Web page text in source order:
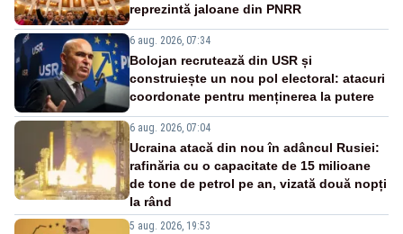
reprezintă jaloane din PNRR
6 aug. 2026, 07:34
Bolojan recrutează din USR și
construiește un nou pol electoral: atacuri
coordonate pentru menținerea la putere
6 aug. 2026, 07:04
Ucraina atacă din nou în adâncul Rusiei:
rafinăria cu o capacitate de 15 milioane
de tone de petrol pe an, vizată două nopți
la rând
5 aug. 2026, 19:53